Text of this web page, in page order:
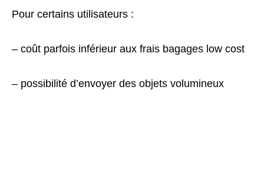
Pour certains utilisateurs :
– coût parfois inférieur aux frais bagages low cost
– possibilité d’envoyer des objets volumineux